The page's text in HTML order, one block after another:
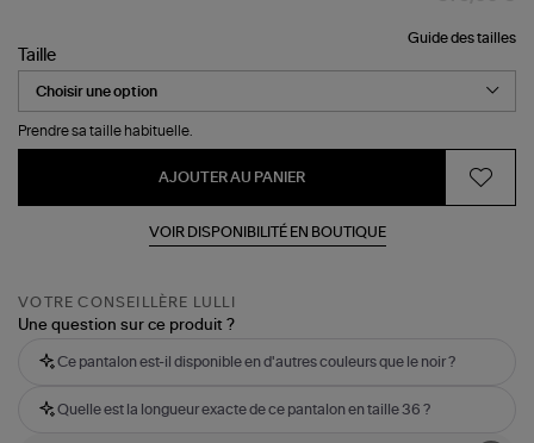
Guide des tailles
Taille
Prendre sa taille habituelle.
AJOUTER AU PANIER
VOIR DISPONIBILITÉ EN BOUTIQUE
VOTRE CONSEILLÈRE LULLI
Une question sur ce produit ?
Ce pantalon est-il disponible en d'autres couleurs que le noir ?
Quelle est la longueur exacte de ce pantalon en taille 36 ?